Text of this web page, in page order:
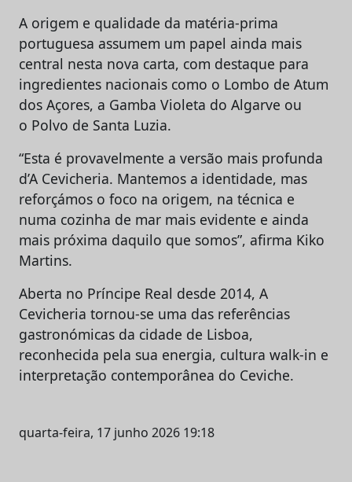
A origem e qualidade da matéria-prima
portuguesa assumem um papel ainda mais
central nesta nova carta, com destaque para
ingredientes nacionais como o Lombo de Atum
dos Açores, a Gamba Violeta do Algarve ou
o Polvo de Santa Luzia.
“Esta é provavelmente a versão mais profunda
d’A Cevicheria. Mantemos a identidade, mas
reforçámos o foco na origem, na técnica e
numa cozinha de mar mais evidente e ainda
mais próxima daquilo que somos”, afirma Kiko
Martins.
Aberta no Príncipe Real desde 2014, A
Cevicheria tornou-se uma das referências
gastronómicas da cidade de Lisboa,
reconhecida pela sua energia, cultura walk-in e
interpretação contemporânea do Ceviche.
quarta-feira, 17 junho 2026 19:18